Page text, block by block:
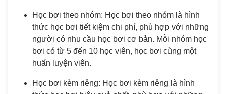
Học bơi theo nhóm: Học bơi theo nhóm là hình
thức học bơi tiết kiệm chi phí, phù hợp với những
người có nhu cầu học bơi cơ bản. Mỗi nhóm học
bơi có từ 5 đến 10 học viên, học bơi cùng một
huấn luyện viên.
Học bơi kèm riêng: Học bơi kèm riêng là hình